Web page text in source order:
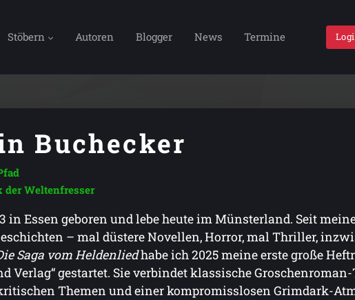
Stöbern Autoren Blogger News Termine
Buchecker
der Weltenfresser
in Essen geboren und lebe heute im Münsterland. Seit
– mal düstere Novellen, Horror, mal Thriller,
Saga vom Heldenliedhabe ich 2025 meine erste große
Verlag“ gestartet. Sie verbindet klassische
Themen und einer kompromisslosen Grimdark-